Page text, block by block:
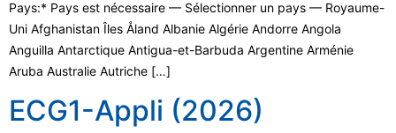
Pays:* Pays est nécessaire — Sélectionner un pays — Royaume-
Uni Afghanistan Îles Åland Albanie Algérie Andorre Angola
Anguilla Antarctique Antigua-et-Barbuda Argentine Arménie
Aruba Australie Autriche […]
ECG1-Appli (2026)